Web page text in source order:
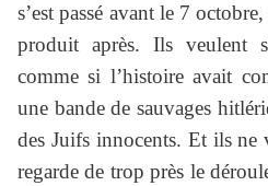
s’est passé avant le 7
produit après. Ils veulent
comme si l’histoire avait
une bande de sauvages
des Juifs innocents. Et ils ne
regarde de trop près le